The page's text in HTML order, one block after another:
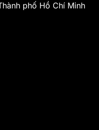
phố Hồ Chí Minh